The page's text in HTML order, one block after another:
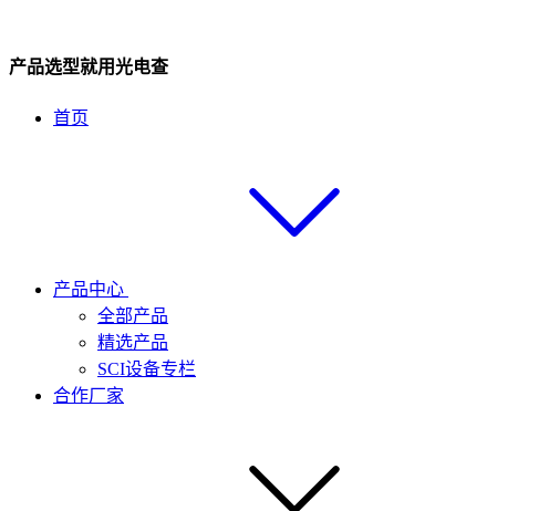
产品选型就用光电查
首页
产品中心
全部产品
精选产品
SCI设备专栏
合作厂家